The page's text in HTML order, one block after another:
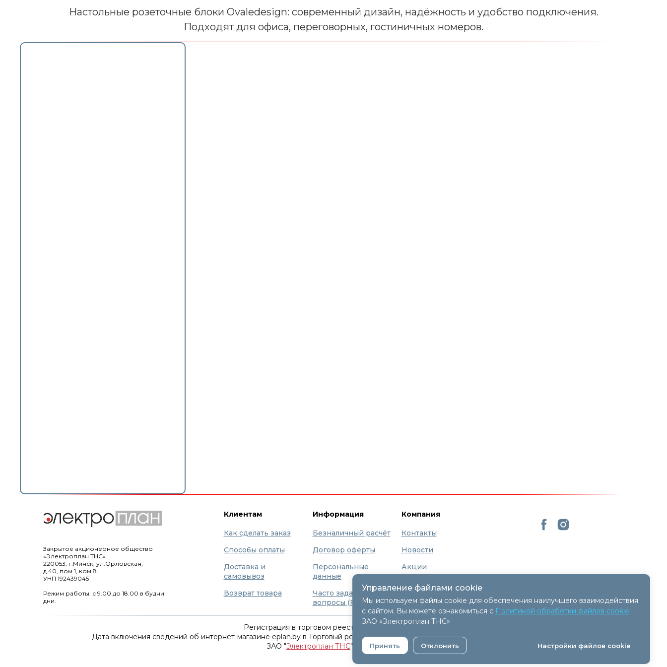
Настольные розеточные блоки Ovaledesign: современный дизайн, надёжность и удобство подключения.
Подходят для офиса, переговорных, гостиничных номеров.
Управление файлами cookie
Мы используем файлы cookie для обеспечения наилучшего взаимодействия
с сайтом. Вы можете ознакомиться с Политикой обработки файлов cookie
ЗАО «Электроплан ТНС»
Принять Отклонить Настройки файлов cookie
Закрытое акционерное общество
«Электроплан ТНС».
220053, г.Минск, ул.Орловская,
д.40, пом.1, ком.8.
УНП 192439045
Режим работы: с 9.00 до 18.00 в будни
дни.
Клиентам
Как сделать заказ
Способы оплаты
Доставка и
самовывоз
Возврат товара
Информация
Безналичный расчёт
Договор оферты
Персональные
данные
Часто задаваемые
вопросы (FAQ)
Компания
Контакты
Новости
Акции
Бренды
О нас
Регистрация в торговом реестре 9 декабря 2015г.
Дата включения сведений об интернет-магазине eplan.by в Торговый реестр Республики Беларусь - 11.04.2018, № регистрации 41254.
ЗАО "Электроплан ТНС" © 2005-2026.